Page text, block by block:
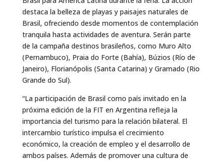
destaca la belleza de playas y paisajes naturales de
Brasil, ofreciendo desde momentos de contemplación
tranquila hasta actividades de aventura. Serán parte
de la campaña destinos brasileños, como Muro Alto
(Pernambuco), Praia do Forte (Bahía), Búzios (Río de
Janeiro), Florianópolis (Santa Catarina) y Gramado (Rio
Grande do Sul).
“La participación de Brasil como país invitado en la
próxima edición de la FIT en Argentina refleja la
importancia del turismo para la relación bilateral. El
intercambio turístico impulsa el crecimiento
económico, la creación de empleo y el desarrollo de
ambos países. Además de promover una cultura de